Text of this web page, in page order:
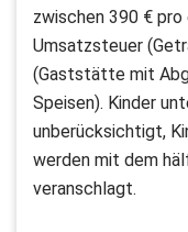
zwischen 390 € pro
Umsatzsteuer
(Gaststätte mit
Speisen). Kinder
unberücksichtigt,
werden mit dem
veranschlagt.